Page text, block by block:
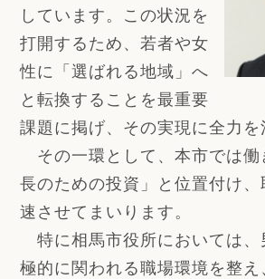
しています。この状況を
打開するため、若者や女
性に「選ばれる地域」へ
と転換することを最重要
課題に掲げ、その実現に全力を
その一環として、本市では働
長のための投資」と位置付け
速させてまいります。
特に相馬市役所においては、
極的に関われる職場環境を整